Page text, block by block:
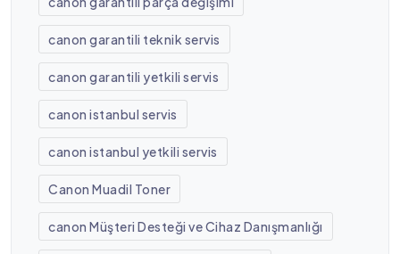
canon garantili teknik servis
canon garantili yetkili servis
canon istanbul servis
canon istanbul yetkili servis
Canon Muadil Toner
canon Müşteri Desteği ve Cihaz Danışmanlığı